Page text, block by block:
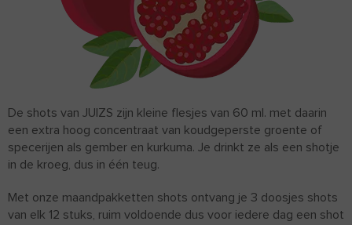
De shots van JUIZS zijn kleine flesjes van 60 ml. met daarin
een extra hoog concentraat van koudgeperste groente of
specerijen als gember en kurkuma. Je drinkt ze als een shotje
in de kroeg, dus in één teug.
Met onze maandpakketten shots ontvang je 3 doosjes shots
van elk 12 stuks, ruim voldoende dus voor iedere dag een shot